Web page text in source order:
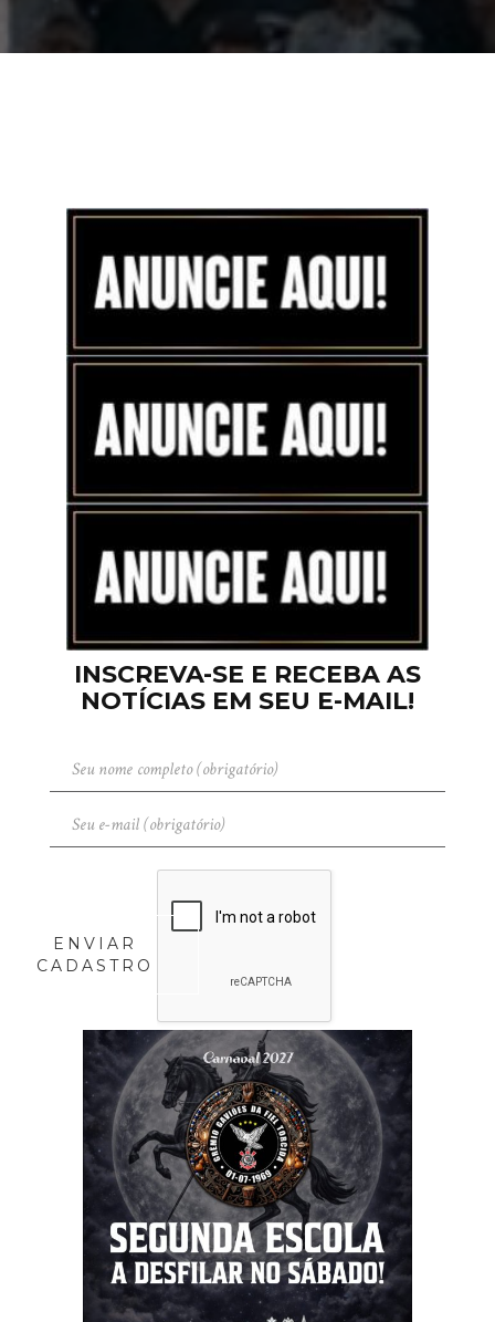
INSCREVA-SE E RECEBA AS
NOTÍCIAS EM SEU E-MAIL!
ENVIAR
CADASTRO